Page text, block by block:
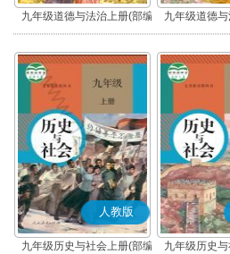
九年级道德与法治上册(部编
版)
九年级道德
人教版
九年级历史与社会上册(部编
九年级历史